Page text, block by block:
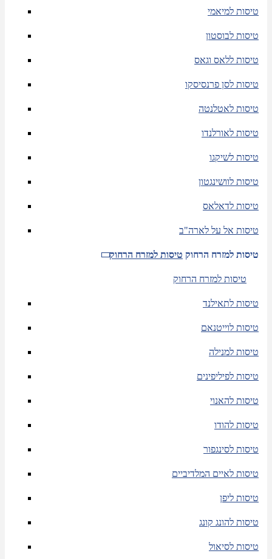
טיסות למיאמי
טיסות לבוסטון
טיסות ללאס וגאס
טיסות לסן פרנסיסקו
טיסות לאטלנטה
טיסות לאורלנדו
טיסות לשיקגו
טיסות לוושינגטון
טיסות לדאלאס
טיסות אל על לארה"ב
טיסות למזרח הרחוק טיסות למזרח הרחוק
טיסות למזרח הרחוק
טיסות לתאילנד
טיסות לוייטנאם
טיסות למנילה
טיסות לפיליפינים
טיסות להאנוי
טיסות להודו
טיסות לסינגפור
טיסות לאיים המלדיביים
טיסות ליפן
טיסות להונג קונג
טיסות לסיאול